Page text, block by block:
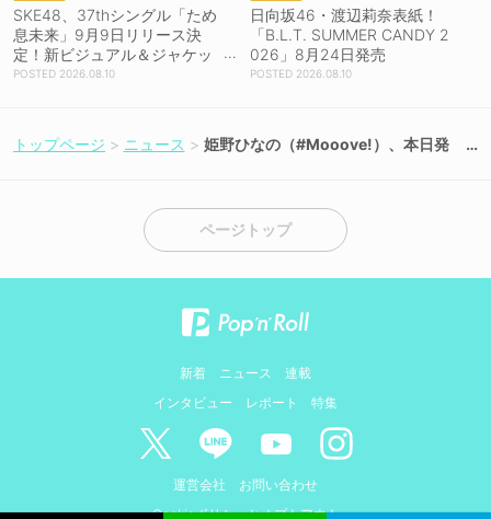
SKE48、37thシングル「ため
息未来」9月9日リリース決
定！新ビジュアル＆ジャケッ
ト写真も一挙公開！
2026.08.10
日向坂46・渡辺莉奈表紙！
「B.L.T. SUMMER CANDY 2
026」8月24日発売
2026.08.10
トップページ ニュース
姫野ひなの（#Mooove!）、本日発
ページトップ
新着 ニュース
連載
インタビュー
レポート 特集
運営会社
お問い合わせ
Cookieポリシーとオプトアウト